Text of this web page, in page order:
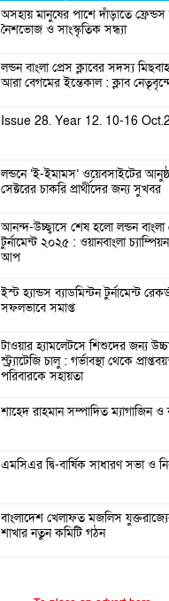
অসহায় মানুষের পাশে দাঁড়াতে
নৈশভোজ ও সাংস্কৃতিক সন্ধ্যা
লন্ডন বাংলা প্রেস ক্লাবের সদস্য
আরা বেগমের ইন্তেকাল : ক্লাব
Issue 28. Year 12. 10-16
লন্ডনে ‘ই-ইমামস’ ওয়েবসাইটের
সেক্টরের চাকরি প্রার্থীদের জন্য সুখবর
আনন্দ-উচ্ছ্বাসে শেষ হলো লন্ডন বাংলা
টুর্নামেন্ট ২০২৫ : ওয়ানবাংলা
আপ
ইস্ট হ্যান্ডস ব্যাডমিন্টন টুর্নামেন্ট
সফলভাবে সমাপ্ত
টাওয়ার হ্যামলেটসে শিশুদের জন্য
স্ট্র্যাটেজি চালু : গর্ভাবস্থা থেকে
পরিবারকে সহায়তা
শাহেদ রাহমান সম্পাদিত ম্যাগাজিন
এমসিএর দ্বি-বার্ষিক সাধারণ সভা ও
বাংলাদেশ খেলাফত মজলিস
শাখার নতুন কমিটি গঠন